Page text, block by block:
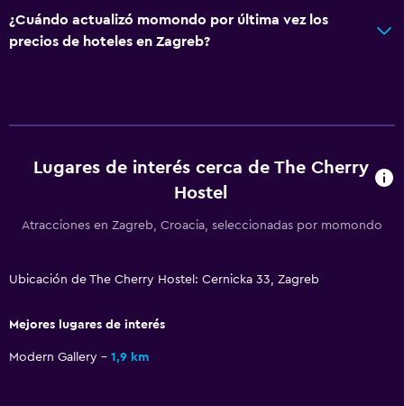
¿Cuándo actualizó momondo por última vez los
precios de hoteles en Zagreb?
Lugares de interés cerca de The Cherry
Hostel
Atracciones en Zagreb, Croacia, seleccionadas por momondo
Ubicación de The Cherry Hostel: Cernicka 33, Zagreb
Mejores lugares de interés
Modern Gallery 1,9 km